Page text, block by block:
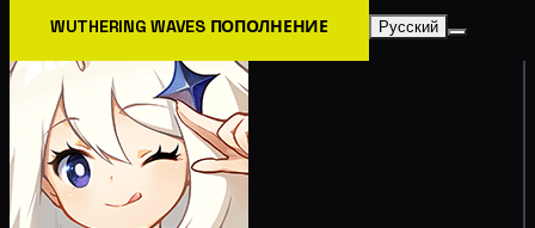
WUTHERING WAVES ПОПОЛНЕНИЕ Русский